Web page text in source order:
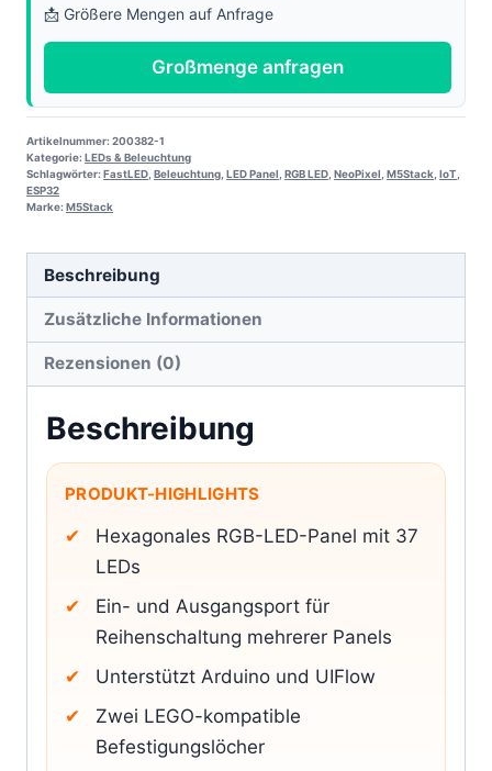
📩 Größere Mengen auf Anfrage
Großmenge anfragen
Artikelnummer:200382-1
Kategorie:LEDs & Beleuchtung
Schlagwörter:FastLED Beleuchtung LED Panel RGB LED NeoPixel M5Stack IoT
ESP32
Marke:M5Stack
Beschreibung
Zusätzliche Informationen
Rezensionen (0)
Beschreibung
PRODUKT-HIGHLIGHTS
Hexagonales RGB-LED-Panel mit 37
LEDs
Ein- und Ausgangsport für
Reihenschaltung mehrerer Panels
Unterstützt Arduino und UIFlow
Zwei LEGO-kompatible
Befestigungslöcher